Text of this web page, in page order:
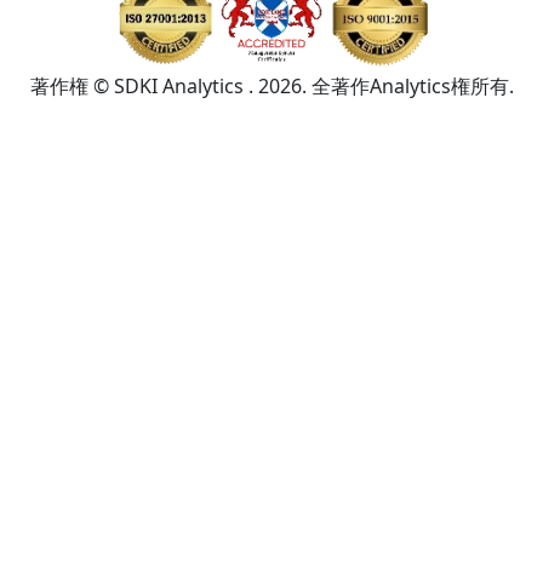
著作権 © SDKI Analytics . 2026. 全著作Analytics権所有.